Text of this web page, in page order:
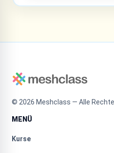
© 2026 Meshclass — Alle
MENÜ
Kurse